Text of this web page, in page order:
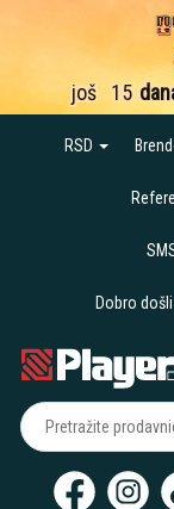
još 15
RSD
Dobro